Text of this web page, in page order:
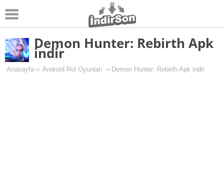
Android
Pc Oyunları
Demon Hunter: Rebirth Apk
indir
Anasayfa ›› Android Rol Oyunları ›› Demon Hunter: Rebirth Apk indir